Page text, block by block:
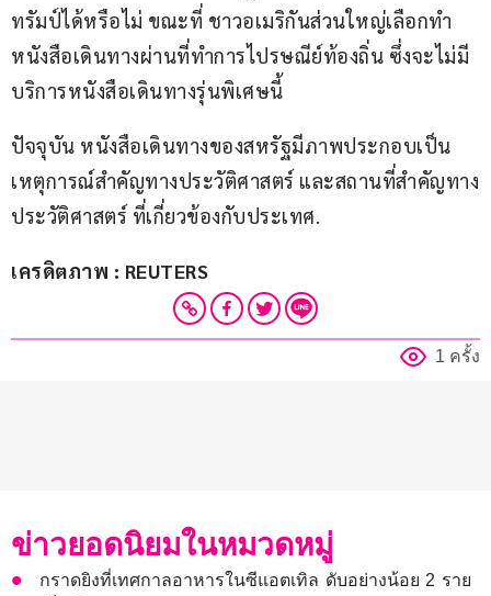
ทรัมป์ได้หรือไม่ ขณะที่ ชาวอเมริกันส่วนใหญ่เลือกทำ
หนังสือเดินทางผ่านที่ทำการไปรษณีย์ท้องถิ่น ซึ่งจะไม่มี
บริการหนังสือเดินทางรุ่นพิเศษนี้
ปัจจุบัน หนังสือเดินทางของสหรัฐมีภาพประกอบเป็น
เหตุการณ์สำคัญทางประวัติศาสตร์ และสถานที่สำคัญทาง
ประวัติศาสตร์ ที่เกี่ยวข้องกับประเทศ.
เครดิตภาพ : REUTERS
1 ครั้ง
ข่าวยอดนิยมในหมวดหมู่
กราดยิงที่เทศกาลอาหารในซีแอตเทิล ดับอย่างน้อย 2 ราย